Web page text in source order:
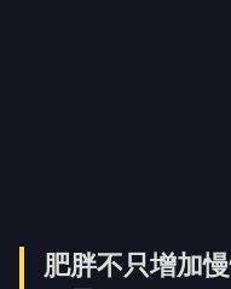
肥胖不只增加